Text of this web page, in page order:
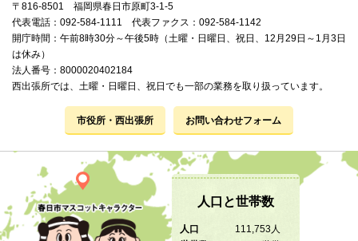
〒816-8501 福岡県春日市原町3-1-5
代表電話：092-584-1111 代表ファクス：092-584-1142
開庁時間：午前8時30分～午後5時（土曜・日曜日、祝日、12月29日～1月3日
は休み）
法人番号：8000020402184
西出張所では、土曜・日曜日、祝日でも一部の業務を取り扱っています。
市役所・西出張所 お問い合わせフォーム
人口と世帯数
人口
111,753人